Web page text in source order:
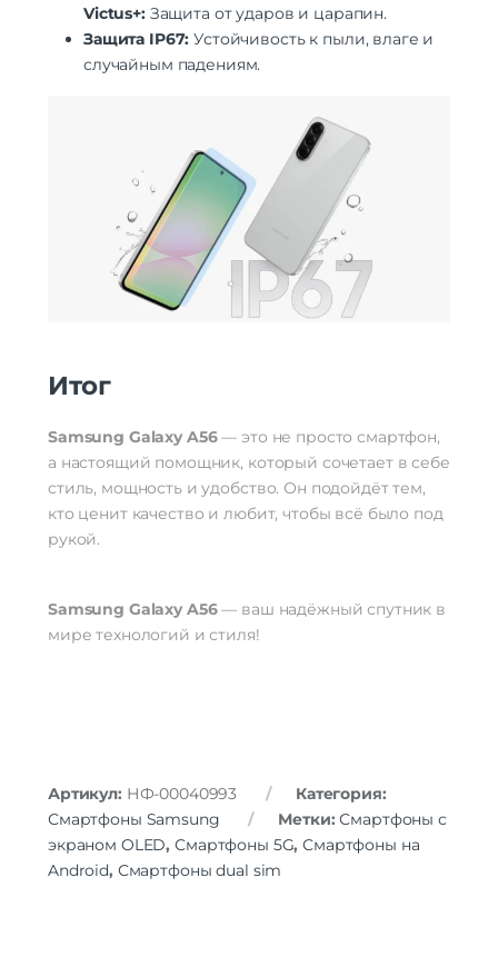
Victus+:Защита от ударов и царапин.
Защита IP67: Устойчивость к пыли, влаге и
случайным падениям.
Итог
Samsung Galaxy A56— это не просто смартфон,
а настоящий помощник, который сочетает в себе
стиль, мощность и удобство. Он подойдёт тем,
кто ценит качество и любит, чтобы всё было под
рукой.
Samsung Galaxy A56— ваш надёжный спутник в
мире технологий и стиля!
Артикул: НФ-00040993
Категория:
Смартфоны Samsung
Метки:Смартфоны с
экраном OLED,Смартфоны 5G,Смартфоны на
Android, Смартфоны dual sim